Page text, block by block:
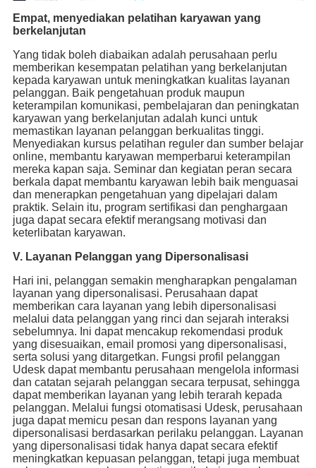
Empat, menyediakan pelatihan karyawan yang
berkelanjutan
Yang tidak boleh diabaikan adalah perusahaan perlu
memberikan kesempatan pelatihan yang berkelanjutan
kepada karyawan untuk meningkatkan kualitas layanan
pelanggan. Baik pengetahuan produk maupun
keterampilan komunikasi, pembelajaran dan peningkatan
karyawan yang berkelanjutan adalah kunci untuk
memastikan layanan pelanggan berkualitas tinggi.
Menyediakan kursus pelatihan reguler dan sumber belajar
online, membantu karyawan memperbarui keterampilan
mereka kapan saja. Seminar dan kegiatan peran secara
berkala dapat membantu karyawan lebih baik menguasai
dan menerapkan pengetahuan yang dipelajari dalam
praktik. Selain itu, program sertifikasi dan penghargaan
juga dapat secara efektif merangsang motivasi dan
keterlibatan karyawan.
V. Layanan Pelanggan yang Dipersonalisasi
Hari ini, pelanggan semakin mengharapkan pengalaman
layanan yang dipersonalisasi. Perusahaan dapat
memberikan cara layanan yang lebih dipersonalisasi
melalui data pelanggan yang rinci dan sejarah interaksi
sebelumnya. Ini dapat mencakup rekomendasi produk
yang disesuaikan, email promosi yang dipersonalisasi,
serta solusi yang ditargetkan. Fungsi profil pelanggan
Udesk dapat membantu perusahaan mengelola informasi
dan catatan sejarah pelanggan secara terpusat, sehingga
dapat memberikan layanan yang lebih terarah kepada
pelanggan. Melalui fungsi otomatisasi Udesk, perusahaan
juga dapat memicu pesan dan respons layanan yang
dipersonalisasi berdasarkan perilaku pelanggan. Layanan
yang dipersonalisasi tidak hanya dapat secara efektif
meningkatkan kepuasan pelanggan, tetapi juga membuat